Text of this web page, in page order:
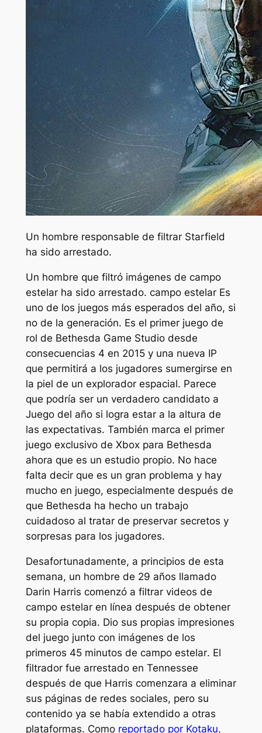
Un hombre responsable de filtrar Starfield
ha sido arrestado.
Un hombre que filtró imágenes de campo
estelarha sido arrestado. campo estelarEs
uno de los juegos más esperados del año, si
no de la generación. Es el primer juego de
rol de Bethesda Game Studio desde
consecuencias 4 en 2015 y una nueva IP
que permitirá a los jugadores sumergirse en
la piel de un explorador espacial. Parece
que podría ser un verdadero candidato a
Juego del año si logra estar a la altura de
las expectativas. También marca el primer
juego exclusivo de Xbox para Bethesda
ahora que es un estudio propio. No hace
falta decir que es un gran problema y hay
mucho en juego, especialmente después de
que Bethesda ha hecho un trabajo
cuidadoso al tratar de preservar secretos y
sorpresas para los jugadores.
Desafortunadamente, a principios de esta
semana, un hombre de 29 años llamado
Darin Harris comenzó a filtrar videos de
campo estelar en línea después de obtener
su propia copia. Dio sus propias impresiones
del juego junto con imágenes de los
primeros 45 minutos de campo estelar. El
filtrador fue arrestado en Tennessee
después de que Harris comenzara a eliminar
sus páginas de redes sociales, pero su
contenido ya se había extendido a otras
plataformas. Como reportado por Kotaku,